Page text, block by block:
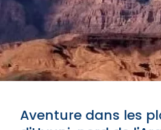
Aventure dans les